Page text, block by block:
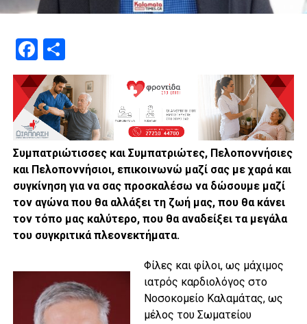
Facebook
Μοιραστείτε
Συμπατριώτισσες και Συμπατριώτες, Πελοποννήσιες
και Πελοποννήσιοι, επικοινωνώ μαζί σας με χαρά και
συγκίνηση για να σας προσκαλέσω να δώσουμε μαζί
τον αγώνα που θα αλλάξει τη ζωή μας, που θα κάνει
τον τόπο μας καλύτερο, που θα αναδείξει τα μεγάλα
του συγκριτικά πλεονεκτήματα.
Φίλες και φίλοι, ως μάχιμος
ιατρός καρδιολόγος στο
Νοσοκομείο Καλαμάτας, ως
μέλος του Σωματείου